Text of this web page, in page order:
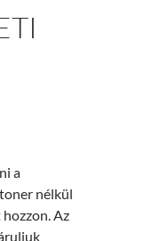
a
nélkül
Az